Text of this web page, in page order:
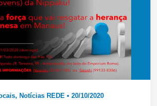
,Notícias REDE •20/10/2020